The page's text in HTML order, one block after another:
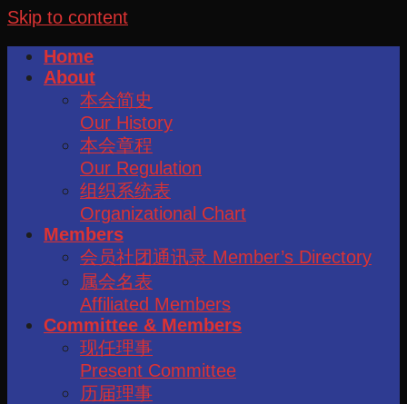
Skip to content
Home
About
本会简史
Our History
本会章程
Our Regulation
组织系统表
Organizational Chart
Members
会员社团通讯录 Member’s Directory
属会名表
Affiliated Members
Committee & Members
现任理事
Present Committee
历届理事